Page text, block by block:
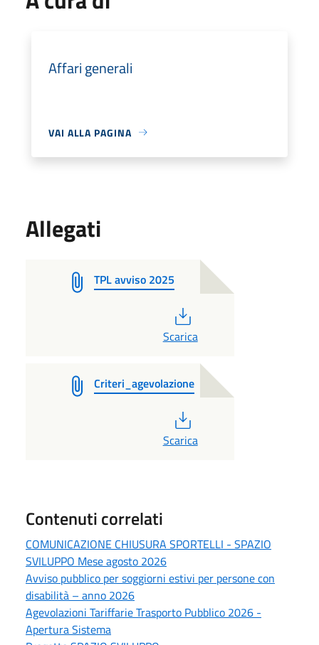
Affari generali
VAI ALLA PAGINA
Allegati
TPL avviso 2025
Scarica
Criteri_agevolazione
Scarica
Contenuti correlati
COMUNICAZIONE CHIUSURA SPORTELLI - SPAZIO
SVILUPPO Mese agosto 2026
Avviso pubblico per soggiorni estivi per persone con
disabilità – anno 2026
Agevolazioni Tariffarie Trasporto Pubblico 2026 -
Apertura Sistema